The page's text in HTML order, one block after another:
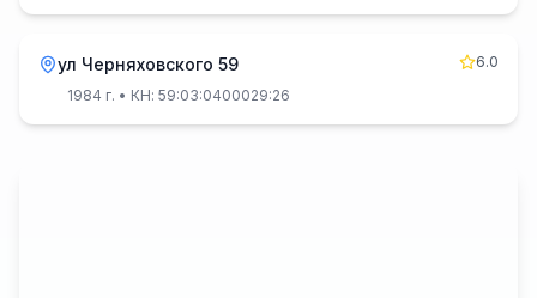
ул Черняховского 59
6.0
1984 г. • КН: 59:03:0400029:26